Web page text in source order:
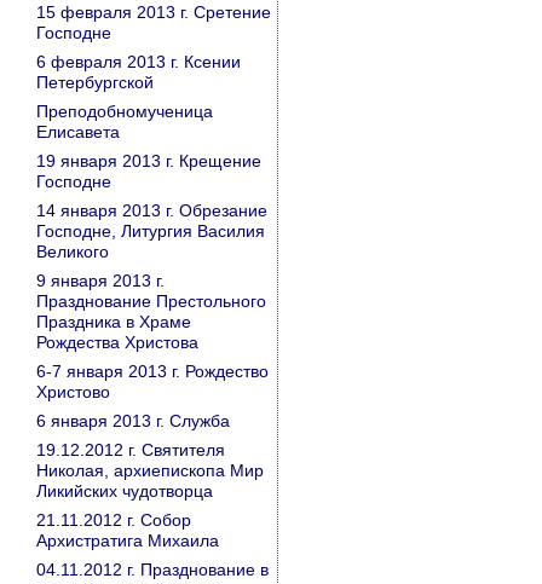
15 февраля 2013 г. Сретение
Господне
6 февраля 2013 г. Ксении
Петербургской
Преподобномученица
Елисавета
19 января 2013 г. Крещение
Господне
14 января 2013 г. Обрезание
Господне, Литургия Василия
Великого
9 января 2013 г.
Празднование Престольного
Праздника в Храме
Рождества Христова
6-7 января 2013 г. Рождество
Христово
6 января 2013 г. Служба
19.12.2012 г. Святителя
Николая, архиепископа Мир
Ликийских чудотворца
21.11.2012 г. Собор
Архистратига Михаила
04.11.2012 г. Празднование в